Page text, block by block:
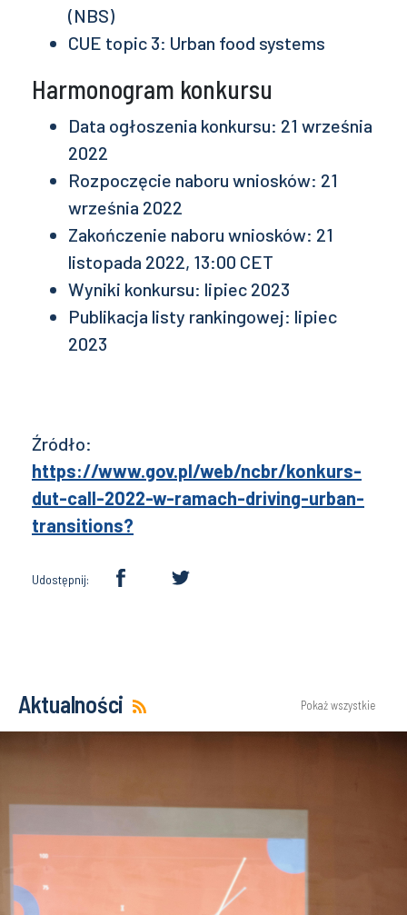
(NBS)
CUE topic 3: Urban food systems
Harmonogram konkursu
Data ogłoszenia konkursu: 21 września
2022
Rozpoczęcie naboru wniosków: 21
września 2022
Zakończenie naboru wniosków: 21
listopada 2022, 13:00 CET
Wyniki konkursu: lipiec 2023
Publikacja listy rankingowej: lipiec
2023
Źródło:
https://www.gov.pl/web/ncbr/konkurs-
dut-call-2022-w-ramach-driving-urban-
transitions?
Udostępnij:
Aktualności Pokaż wszystkie